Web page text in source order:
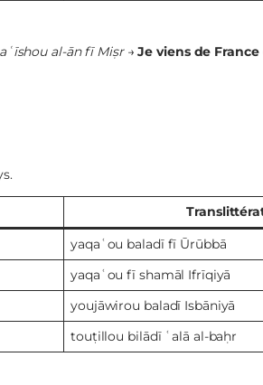
al-ān fī Miṣr→Je viens de
yaqaʿou baladī fī Ūrūbbā
yaqaʿou fī shamāl Ifrīqiyā
youjāwirou baladī Isbāniyā
touṭillou bilādī ʿalā al-baḥr